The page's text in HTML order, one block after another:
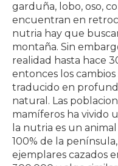
garduña, lobo, oso,
encuentran en
nutria hay que
montaña. Sin
realidad hasta hace
entonces los
traducido en
natural. Las
mamíferos ha vivido
la nutria es un
100% de la
ejemplares cazados